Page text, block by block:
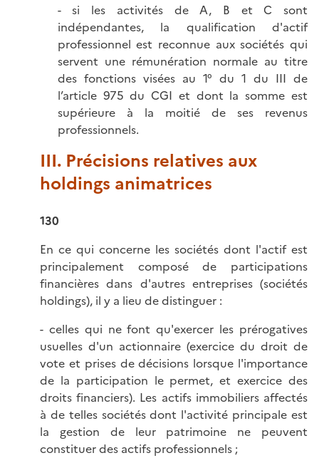
- si les activités de A, B et C sont
indépendantes, la qualification d'actif
professionnel est reconnue aux sociétés qui
servent une rémunération normale au titre
des fonctions visées au 1° du 1 du III de
l’article 975 du CGI et dont la somme est
supérieure à la moitié de ses revenus
professionnels.
III. Précisions relatives aux
holdings animatrices
130
En ce qui concerne les sociétés dont l'actif est
principalement composé de participations
financières dans d'autres entreprises (sociétés
holdings), il y a lieu de distinguer :
- celles qui ne font qu'exercer les prérogatives
usuelles d'un actionnaire (exercice du droit de
vote et prises de décisions lorsque l'importance
de la participation le permet, et exercice des
droits financiers). Les actifs immobiliers affectés
à de telles sociétés dont l'activité principale est
la gestion de leur patrimoine ne peuvent
constituer des actifs professionnels ;